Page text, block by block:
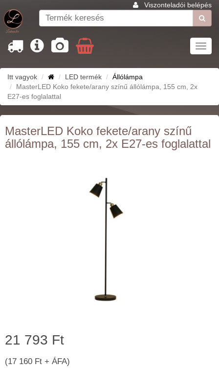
Viszonteladói belépés
Itt vagyok LED termék
Állólámpa
MasterLED Koko fekete/arany színű állólámpa, 155 cm, 2x
E27-es foglalattal
MasterLED Koko fekete/arany színű
állólámpa, 155 cm, 2x E27-es foglalattal
21 793 Ft
(17 160 Ft + ÁFA)